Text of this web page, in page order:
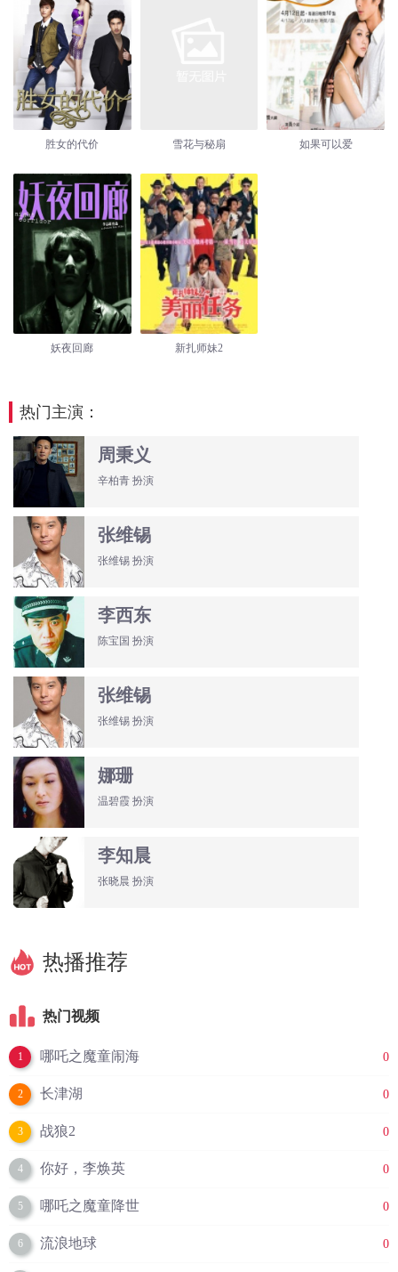
胜女的代价 雪花与秘扇 如果可以爱
妖夜回廊 新扎师妹2
热门主演：
周秉义
辛柏青 扮演
张维锡
张维锡 扮演
李西东
陈宝国 扮演
张维锡
张维锡 扮演
娜珊
温碧霞 扮演
李知晨
张晓晨 扮演
热播推荐
热门视频
1 哪吒之魔童闹海 0
2 长津湖 0
3 战狼2 0
4 你好，李焕英 0
5 哪吒之魔童降世 0
6 流浪地球 0